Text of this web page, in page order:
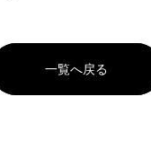
一覧へ戻る